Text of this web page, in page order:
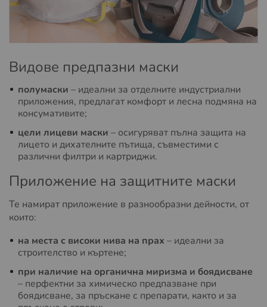
Видове предпазни маски
полумаски – идеални за отделните индустриални
приложения, предлагат комфорт и лесна подмяна на
консумативите;
цели лицеви маски – осигуряват пълна защита на
лицето и дихателните пътища, съвместими с
различни филтри и картриджи.
Приложение на защитните маски
Те намират приложение в разнообразни дейности, от
които:
на места с високи нива на прах – идеални за
строителство и къртене;
при наличие на органична миризма и боядисване
– перфектни за химическо предпазване при
боядисване, за пръскане с препарати, както и за